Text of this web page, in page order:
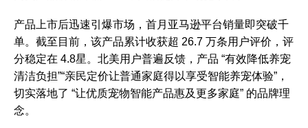
产品上市后迅速引爆市场，首月亚马逊平台销量即突破千
单。截至目前，该产品累计收获超 26.7 万条用户评价，评
分稳定在 4.8星。北美用户普遍反馈，产品 “有效降低养宠
清洁负担”“亲民定价让普通家庭得以享受智能养宠体验”，
切实落地了 “让优质宠物智能产品惠及更多家庭” 的品牌理
念。